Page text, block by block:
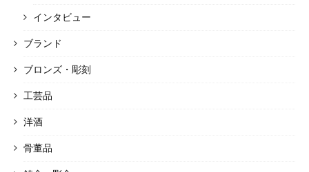
インタビュー
ブランド
ブロンズ・彫刻
工芸品
洋酒
骨董品